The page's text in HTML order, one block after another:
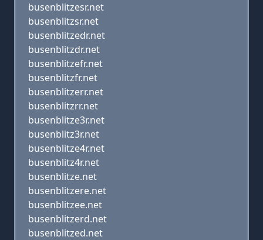
busenblitzesr.net
busenblitzsr.net
busenblitzedr.net
busenblitzdr.net
busenblitzefr.net
busenblitzfr.net
busenblitzerr.net
busenblitzrr.net
busenblitze3r.net
busenblitz3r.net
busenblitze4r.net
busenblitz4r.net
busenblitze.net
busenblitzere.net
busenblitzee.net
busenblitzerd.net
busenblitzed.net